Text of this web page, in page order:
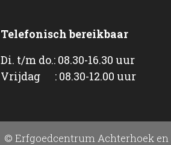
Telefonisch bereikbaar
Di. t/m do.: 08.30-16.30 uur
Vrijdag : 08.30-12.00 uur
© Erfgoedcentrum Achterhoek en